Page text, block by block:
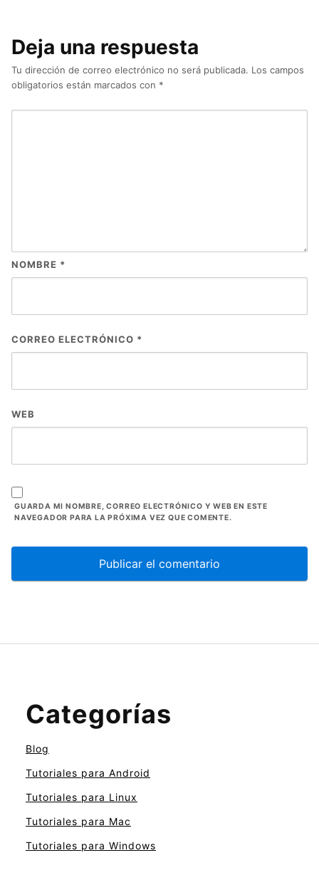
Deja una respuesta
Tu dirección de correo electrónico no será publicada. Los campos
obligatorios están marcados con *
NOMBRE *
CORREO ELECTRÓNICO *
WEB
GUARDA MI NOMBRE, CORREO ELECTRÓNICO Y WEB EN ESTE
NAVEGADOR PARA LA PRÓXIMA VEZ QUE COMENTE.
Categorías
Blog
Tutoriales para Android
Tutoriales para Linux
Tutoriales para Mac
Tutoriales para Windows